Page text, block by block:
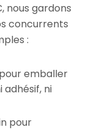
nous gardons
concurrents
:
emballer
adhésif, ni
pour